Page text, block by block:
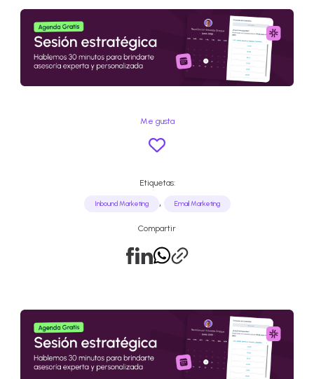
Me gusta
Etiquetas:
Inbound Marketing , Email Marketing
Compartir